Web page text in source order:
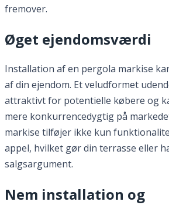
fremover.
Øget ejendomsværdi
Installation af en pergola markise
af din ejendom. Et veludformet
attraktivt for potentielle købere og
mere konkurrencedygtig på
markise tilføjer ikke kun
appel, hvilket gør din terrasse eller
salgsargument.
Nem installation og